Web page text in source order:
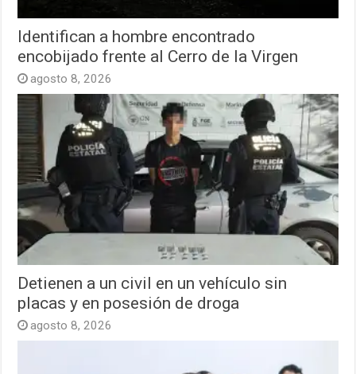
Identifican a hombre encontrado
encobijado frente al Cerro de la Virgen
agosto 8, 2026
Detienen a un civil en un vehículo sin
placas y en posesión de droga
agosto 8, 2026